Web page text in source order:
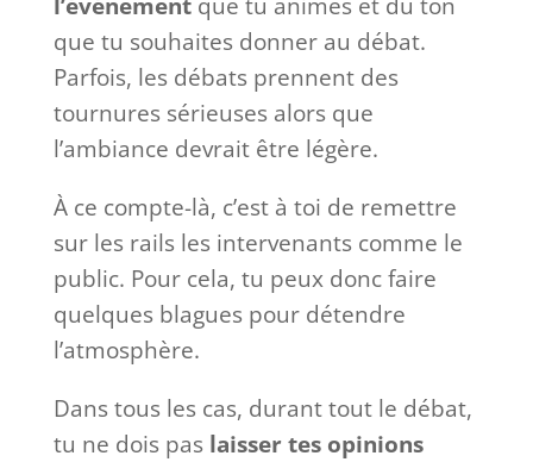
que tu souhaites donner au débat.
Parfois, les débats prennent des
tournures sérieuses alors que
l’ambiance devrait être légère.
À ce compte-là, c’est à toi de remettre
sur les rails les intervenants comme le
public. Pour cela, tu peux donc faire
quelques blagues pour détendre
l’atmosphère.
Dans tous les cas, durant tout le débat,
tu ne dois paslaisser tes opinions